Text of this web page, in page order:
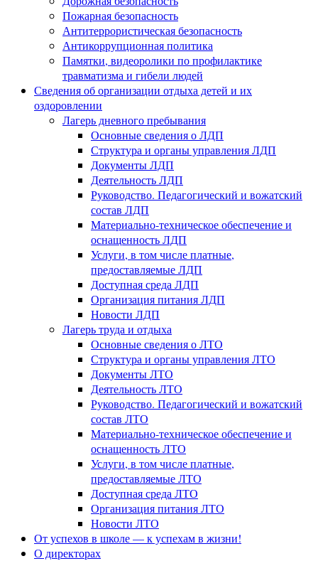
Пожарная безопасность
Антитеррористическая безопасность
Антикоррупционная политика
Памятки, видеоролики по профилактике
травматизма и гибели людей
Сведения об организации отдыха детей и их
оздоровлении
Лагерь дневного пребывания
Основные сведения о ЛДП
Структура и органы управления ЛДП
Документы ЛДП
Деятельность ЛДП
Руководство. Педагогический и вожатский
состав ЛДП
Материально-техническое обеспечение и
оснащенность ЛДП
Услуги, в том числе платные,
предоставляемые ЛДП
Доступная среда ЛДП
Организация питания ЛДП
Новости ЛДП
Лагерь труда и отдыха
Основные сведения о ЛТО
Структура и органы управления ЛТО
Документы ЛТО
Деятельность ЛТО
Руководство. Педагогический и вожатский
состав ЛТО
Материально-техническое обеспечение и
оснащенность ЛТО
Услуги, в том числе платные,
предоставляемые ЛТО
Доступная среда ЛТО
Организация питания ЛТО
Новости ЛТО
От успехов в школе — к успехам в жизни!
О директорах